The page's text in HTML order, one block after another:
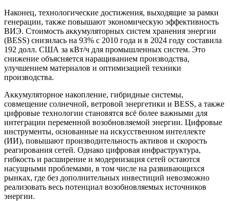
Наконец, технологические достижения, выходящие за рамки
генерации, также повышают экономическую эффективность
ВИЭ. Стоимость аккумуляторных систем хранения энергии
(BESS) снизилась на 93% с 2010 года и в 2024 году составила
192 долл. США за кВт/ч для промышленных систем. Это
снижение объясняется наращиванием производства,
улучшением материалов и оптимизацией техники
производства.
Аккумуляторное накопление, гибридные системы,
совмещение солнечной, ветровой энергетики и BESS, а также
цифровые технологии становятся всё более важными для
интеграции переменной возобновляемой энергии. Цифровые
инструменты, основанные на искусственном интеллекте
(ИИ), повышают производительность активов и скорость
реагирования сетей. Однако цифровая инфраструктура,
гибкость и расширение и модернизация сетей остаются
насущными проблемами, в том числе на развивающихся
рынках, где без дополнительных инвестиций невозможно
реализовать весь потенциал возобновляемых источников
энергии.